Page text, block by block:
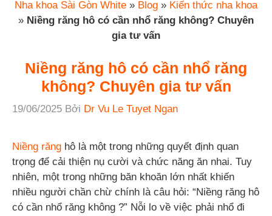
Nha khoa Sài Gòn White » Blog » Kiến thức nha khoa
» Niềng răng hô có cần nhổ răng không? Chuyên
gia tư vấn
Niềng răng hô có cần nhổ răng
không? Chuyên gia tư vấn
19/06/2025 Bởi Dr Vu Le Tuyet Ngan
Niềng răng hô là một trong những quyết định quan
trọng để cải thiện nụ cười và chức năng ăn nhai. Tuy
nhiên, một trong những băn khoăn lớn nhất khiến
nhiều người chần chừ chính là câu hỏi: “Niềng răng hô
có cần nhổ răng không ?” Nỗi lo về việc phải nhổ đi